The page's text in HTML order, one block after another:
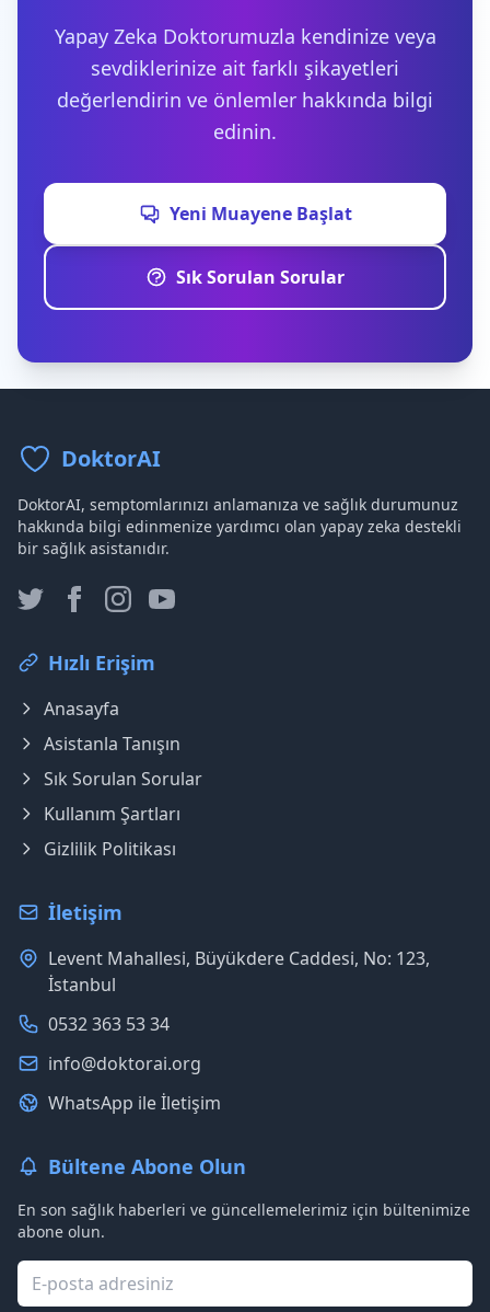
Yapay Zeka Doktorumuzla kendinize veya
sevdiklerinize ait farklı şikayetleri
değerlendirin ve önlemler hakkında bilgi
edinin.
Yeni Muayene Başlat
Sık Sorulan Sorular
DoktorAI
DoktorAI, semptomlarınızı anlamanıza ve sağlık durumunuz
hakkında bilgi edinmenize yardımcı olan yapay zeka destekli
bir sağlık asistanıdır.
Hızlı Erişim
Anasayfa
Asistanla Tanışın
Sık Sorulan Sorular
Kullanım Şartları
Gizlilik Politikası
İletişim
Levent Mahallesi, Büyükdere Caddesi, No: 123,
İstanbul
0532 363 53 34
info@doktorai.org
WhatsApp ile İletişim
Bültene Abone Olun
En son sağlık haberleri ve güncellemelerimiz için bültenimize
abone olun.